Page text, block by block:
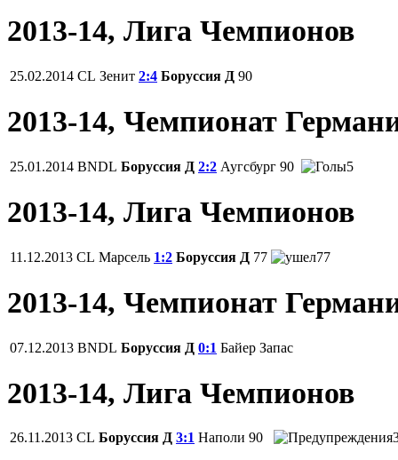
2013-14, Лига Чемпионов
25.02.2014 CL Зенит 2:4 Боруссия Д 90
2013-14, Чемпионат
25.01.2014 BNDL Боруссия Д 2:2 Аугсбург 90 5
2013-14, Лига Чемпионов
11.12.2013 CL Марсель 1:2 Боруссия Д 77 77
2013-14, Чемпионат
07.12.2013 BNDL Боруссия Д 0:1 Байер Запас
2013-14, Лига Чемпионов
26.11.2013 CL Боруссия Д 3:1 Наполи 90